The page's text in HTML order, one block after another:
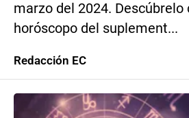
marzo del 2024. Descúbrelo
horóscopo del suplement...
Redacción EC